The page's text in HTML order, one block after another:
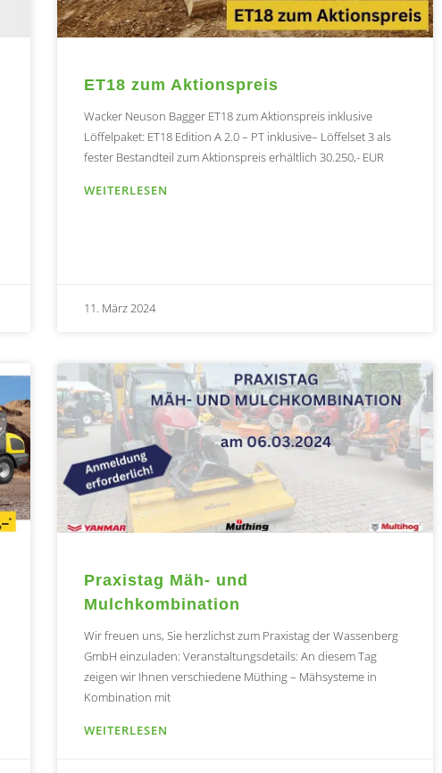
ET18 zum Aktionspreis
Wacker Neuson Bagger ET18 zum Aktionspreis inklusive
Löffelpaket: ET18 Edition A 2.0 – PT inklusive– Löffelset 3 als
fester Bestandteil zum Aktionspreis erhältlich 30.250,- EUR
WEITERLESEN
11. März 2024
Praxistag Mäh- und
Mulchkombination
Wir freuen uns, Sie herzlichst zum Praxistag der Wassenberg
GmbH einzuladen: Veranstaltungsdetails: An diesem Tag
zeigen wir Ihnen verschiedene Müthing – Mähsysteme in
Kombination mit
WEITERLESEN